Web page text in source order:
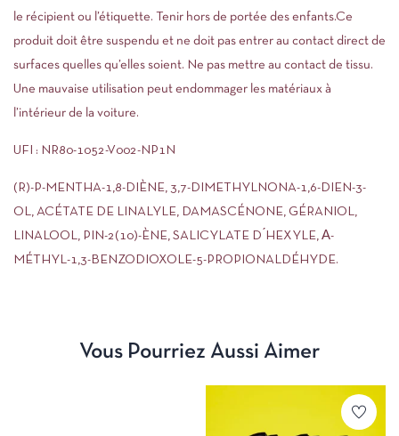
le récipient ou l’étiquette. Tenir hors de portée des enfants.Ce
produit doit être suspendu et ne doit pas entrer au contact direct de
surfaces quelles qu’elles soient. Ne pas mettre au contact de tissu.
Une mauvaise utilisation peut endommager les matériaux à
l’intérieur de la voiture.
UFI : NR80-1052-V002-NP1N
(R)-P-MENTHA-1,8-DIÈNE, 3,7-DIMETHYLNONA-1,6-DIEN-3-
OL, ACÉTATE DE LINALYLE, DAMASCÉNONE, GÉRANIOL,
LINALOOL, PIN-2(10)-ÈNE, SALICYLATE D ́HEXYLE, Α-
MÉTHYL-1,3-BENZODIOXOLE-5-PROPIONALDÉHYDE.
Vous Pourriez Aussi Aimer